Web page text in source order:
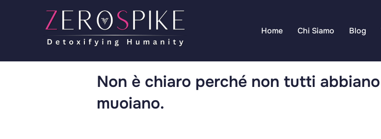
Home Chi Siamo Blog
Non è chiaro perché non tutti
muoiano.